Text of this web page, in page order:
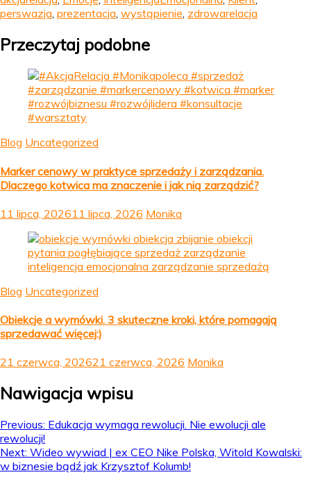
perswazja, prezentacja, wystąpienie, zdrowarelacja
Przeczytaj podobne
Blog Uncategorized
Marker cenowy w praktyce sprzedaży i zarządzania.
Dlaczego kotwica ma znaczenie i jak nią zarządzić?
11 lipca, 202611 lipca, 2026 Monika
Blog Uncategorized
Obiekcje a wymówki. 3 skuteczne kroki, które pomagają
sprzedawać więcej:)
21 czerwca, 202621 czerwca, 2026 Monika
Nawigacja wpisu
Previous: Edukacja wymaga rewolucji. Nie ewolucji ale
rewolucji!
Next: Wideo wywiad | ex CEO Nike Polska, Witold Kowalski:
w biznesie bądź jak Krzysztof Kolumb!